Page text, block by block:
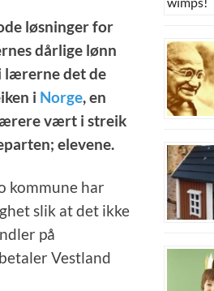
løsninger for
dårlige lønn
lærerne det de
i Norge, en
vært i streik
elevene.
kommune har
slik at det ikke
på
Vestland